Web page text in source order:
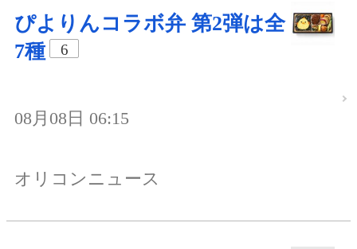
ぴよりんコラボ弁 第2弾は全
7種
6
08月08日 06:15
オリコンニュース